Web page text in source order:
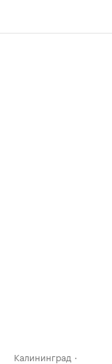
Калининград